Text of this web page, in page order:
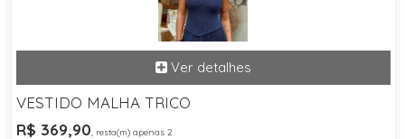
VESTIDO MALHA TRICO
R$ 369,90, resta(m) apenas 2